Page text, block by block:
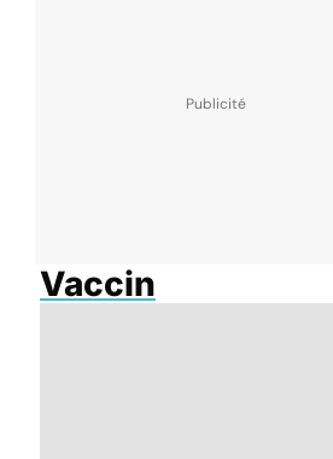
Vaccin